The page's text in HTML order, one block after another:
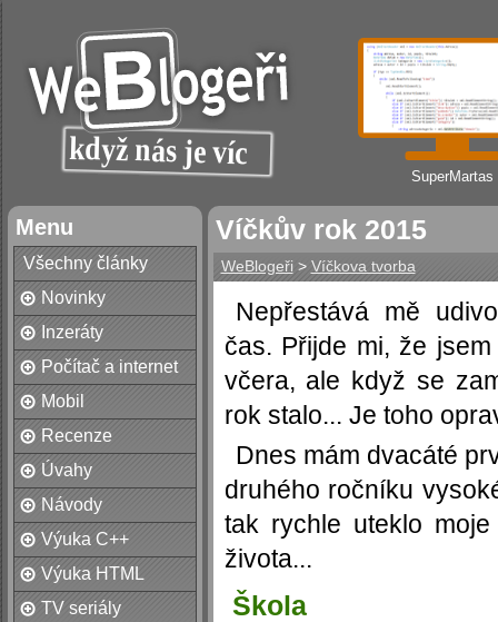
SuperMartas
Menu
Všechny články
Novinky
Inzeráty
Počítač a internet
Mobil
Recenze
Úvahy
Návody
Výuka C++
Výuka HTML
TV seriály
Víčkův rok 2015
WeBlogeři > Víčkova tvorba
Nepřestává mě
čas. Přijde mi, že
včera, ale když se
rok stalo... Je toho
Dnes mám dvacáté
druhého ročníku
tak rychle uteklo
života...
Škola